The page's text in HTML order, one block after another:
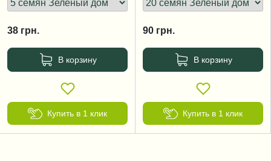
38 грн.
В корзину
Купить в 1 клик
90 грн.
В корзину
Купить в 1 клик